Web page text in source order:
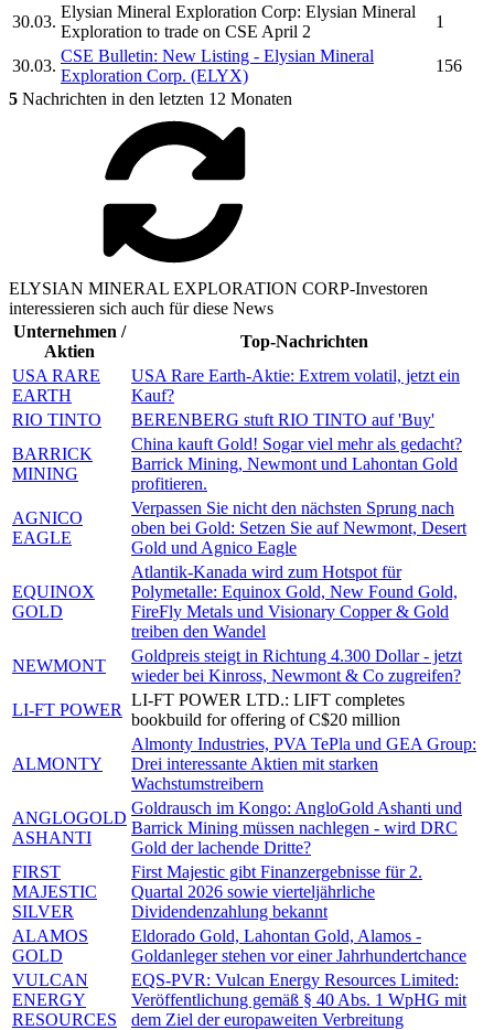
30.03.
Elysian Mineral Exploration Corp: Elysian Mineral
Exploration to trade on CSE April 2
1
30.03.
CSE Bulletin: New Listing - Elysian Mineral
Exploration Corp. (ELYX)
156
5 Nachrichten in den letzten 12 Monaten
ELYSIAN MINERAL EXPLORATION CORP-Investoren
interessieren sich auch für diese News
Unternehmen /
Aktien
Top-Nachrichten
USA RARE
EARTH
USA Rare Earth-Aktie: Extrem volatil, jetzt ein
Kauf?
RIO TINTO
BERENBERG stuft RIO TINTO auf 'Buy'
BARRICK
MINING
China kauft Gold! Sogar viel mehr als gedacht?
Barrick Mining, Newmont und Lahontan Gold
profitieren.
AGNICO
EAGLE
Verpassen Sie nicht den nächsten Sprung nach
oben bei Gold: Setzen Sie auf Newmont, Desert
Gold und Agnico Eagle
EQUINOX
GOLD
Atlantik-Kanada wird zum Hotspot für
Polymetalle: Equinox Gold, New Found Gold,
FireFly Metals und Visionary Copper & Gold
treiben den Wandel
NEWMONT
Goldpreis steigt in Richtung 4.300 Dollar - jetzt
wieder bei Kinross, Newmont & Co zugreifen?
LI-FT POWER
LI-FT POWER LTD.: LIFT completes
bookbuild for offering of C$20 million
ALMONTY
Almonty Industries, PVA TePla und GEA Group:
Drei interessante Aktien mit starken
Wachstumstreibern
ANGLOGOLD
ASHANTI
Goldrausch im Kongo: AngloGold Ashanti und
Barrick Mining müssen nachlegen - wird DRC
Gold der lachende Dritte?
FIRST
MAJESTIC
SILVER
First Majestic gibt Finanzergebnisse für 2.
Quartal 2026 sowie vierteljährliche
Dividendenzahlung bekannt
ALAMOS
GOLD
Eldorado Gold, Lahontan Gold, Alamos -
Goldanleger stehen vor einer Jahrhundertchance
VULCAN
ENERGY
RESOURCES
EQS-PVR: Vulcan Energy Resources Limited:
Veröffentlichung gemäß § 40 Abs. 1 WpHG mit
dem Ziel der europaweiten Verbreitung